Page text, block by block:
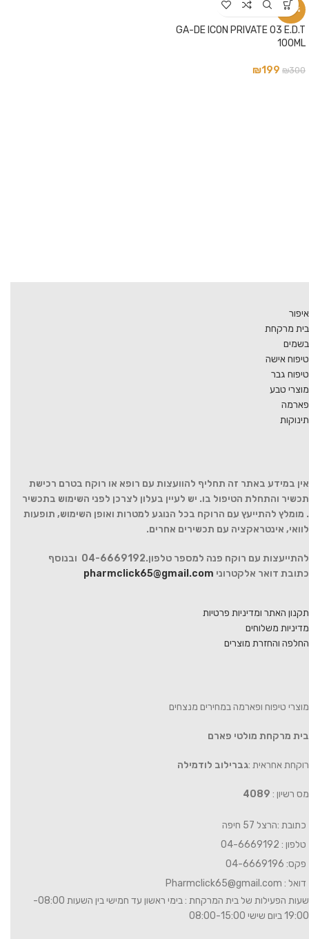
-34%
GA-DE ICON PRIVATE 03 E.D.T
100ML
₪300
₪199
איפור
בית מרקחת
בשמים
טיפוח אישה
טיפוח גבר
מוצרי טבע
פארמה
תינוקות
אין במידע באתר זה תחליף להוועצות עם רופא או רוקח בטרם רכישת
תכשיר והתחלת הטיפול בו. יש לעיין בעלון לצרכן לפני השימוש בתכשיר
. מומלץ להתייעץ עם הרוקח בכל הנוגע למטרות ואופן השימוש, תופעות
לוואי, אינטראקציה עם תכשירים אחרים.
להתייעצות עם רוקח פנה למספר טלפון.04-6669192 ובנוסף
כתובת דואר אלקטרוני pharmclick65@gmail.com
תקנון האתר ומדיניות פרטיות
מדיניות משלוחים
החלפה והחזרת מוצרים
מוצרי טיפוח ופארמה במחירים מנצחים
בית מרקחת מולטי פארם
רוקחת אחראית :גברילוב לודמילה
מס רשיון : 4089
כתובת :הרצל 57 חיפה
טלפון : 04-6669192
פקס: 04-6669196
דואל : Pharmclick65@gmail.com
שעות הפעילות של בית המרקחת : בימי ראשון עד חמישי בין השעות 08:00-
19:00 ביום שישי 08:00-15:00